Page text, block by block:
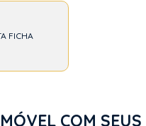
FICHA
COM SEUS